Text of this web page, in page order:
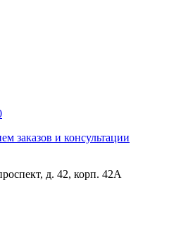
заказов и консультации
д. 42, корп. 42А